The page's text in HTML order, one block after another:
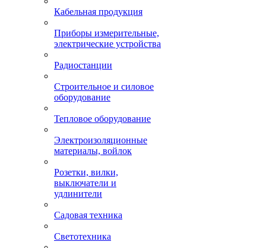
Кабельная продукция
Приборы измерительные,
электрические устройства
Радиостанции
Строительное и силовое
оборудование
Тепловое оборудование
Электроизоляционные
материалы, войлок
Розетки, вилки,
выключатели и
удлинители
Садовая техника
Светотехника